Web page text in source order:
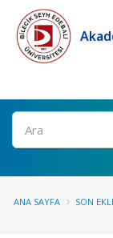
Ara
ANA SAYFA SON